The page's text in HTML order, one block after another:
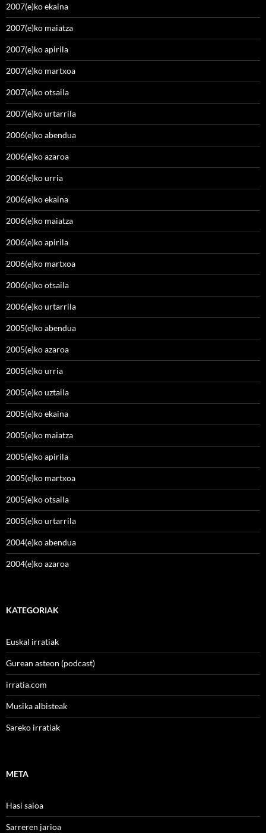
2007(e)ko ekaina
2007(e)ko maiatza
2007(e)ko apirila
2007(e)ko martxoa
2007(e)ko otsaila
2007(e)ko urtarrila
2006(e)ko abendua
2006(e)ko azaroa
2006(e)ko urria
2006(e)ko ekaina
2006(e)ko maiatza
2006(e)ko apirila
2006(e)ko martxoa
2006(e)ko otsaila
2006(e)ko urtarrila
2005(e)ko abendua
2005(e)ko azaroa
2005(e)ko urria
2005(e)ko uztaila
2005(e)ko ekaina
2005(e)ko maiatza
2005(e)ko apirila
2005(e)ko martxoa
2005(e)ko otsaila
2005(e)ko urtarrila
2004(e)ko abendua
2004(e)ko azaroa
KATEGORIAK
Euskal irratiak
Gurean asteon (podcast)
irratia.com
Musika albisteak
Sareko irratiak
META
Hasi saioa
Sarreren jarioa